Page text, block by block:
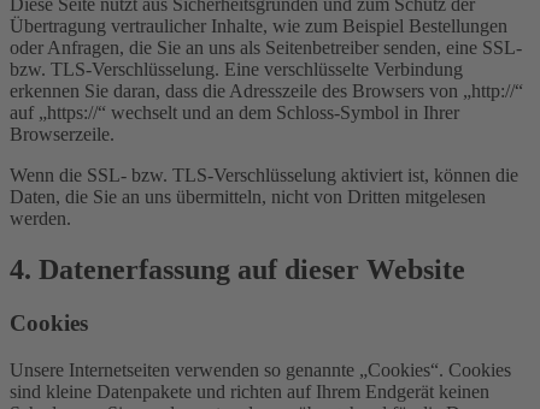
Diese Seite nutzt aus Sicherheitsgründen und zum Schutz der
Übertragung vertraulicher Inhalte, wie zum Beispiel Bestellungen
oder Anfragen, die Sie an uns als Seitenbetreiber senden, eine SSL-
bzw. TLS-Verschlüsselung. Eine verschlüsselte Verbindung
erkennen Sie daran, dass die Adresszeile des Browsers von „http://“
auf „https://“ wechselt und an dem Schloss-Symbol in Ihrer
Browserzeile.
Wenn die SSL- bzw. TLS-Verschlüsselung aktiviert ist, können die
Daten, die Sie an uns übermitteln, nicht von Dritten mitgelesen
werden.
4. Datenerfassung auf dieser Website
Cookies
Unsere Internetseiten verwenden so genannte „Cookies“. Cookies
sind kleine Datenpakete und richten auf Ihrem Endgerät keinen